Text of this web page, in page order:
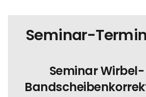
Seminar-
Seminar